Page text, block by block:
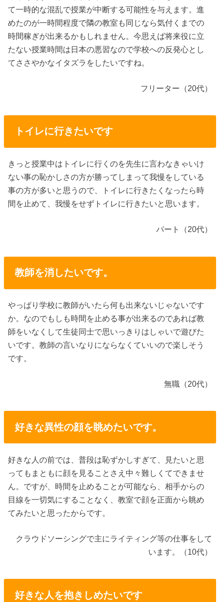
て一時的な混乱で授業が中断する可能性を与えます。進
めたのが一時間程度で隣の教室も同じなら気付くまでの
時間稼ぎが出来るかもしれません。今思えば将来役に立
たない授業時間は日本の悪習なので学校への反発心とし
てささやかなイタズラをしたいですね。
フリーター（20代）
トイレに行きたいです
きっと授業中はトイレに行くのを先生に言わなきゃいけ
ない事の恥かしさの方が勝ってしまって我慢をしている
事の方が多いと思うので、トイレに行きたくなったら時
間を止めて、我慢をせずトイレに行きたいと思います。
パート（20代）
教師を消したいです。
やっぱり学校に教師がいたら何も出来ないじゃないです
か。なのでもしも時間を止める事が出来るのであれば教
師をいなくして生徒同士で思いっきりはしゃいで遊びた
いです。教師の言いなりにならなくていいので楽しそう
です。
無職（20代）
好きな異性の顔を眺めたいです。
好きな人の前では、普段は恥ずかしすぎて、見たいと思
ってもまともに顔を見ることさえ中々難しくてできませ
ん。ですが、時間を止めることが可能なら、相手からの
目線を一切気にすることなく、教室で顔を正面から眺め
てみたいと思ったからです。
クラウドソーシングで主にライティング等の仕事をして
います。（10代）
好きな人を抱きしめたいです